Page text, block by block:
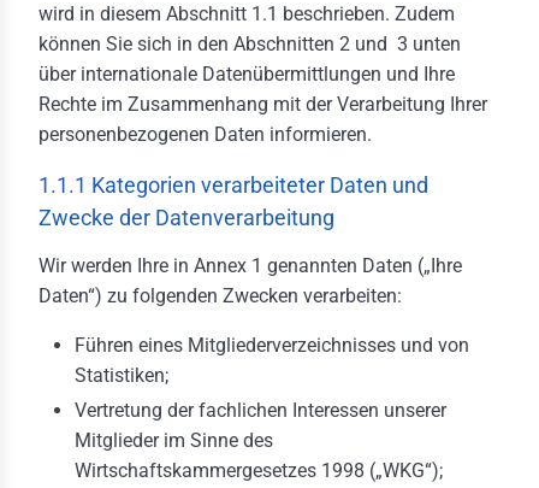
& Auto
und
Liefer- und
& Daten
wird in diesem Abschnitt 1.1 beschrieben. Zudem
können Sie sich in den Abschnitten 2 und 3 unten
über internationale Datenübermittlungen und Ihre
Rechte im Zusammenhang mit der Verarbeitung Ihrer
personenbezogenen Daten informieren.
1.1.1 Kategorien verarbeiteter Daten und
Zwecke der Datenverarbeitung
Wir werden Ihre in Annex 1 genannten Daten („Ihre
Daten“) zu folgenden Zwecken verarbeiten:
Führen eines Mitgliederverzeichnisses und von
Statistiken;
Vertretung der fachlichen Interessen unserer
Mitglieder im Sinne des
Wirtschaftskammergesetzes 1998 („WKG“);